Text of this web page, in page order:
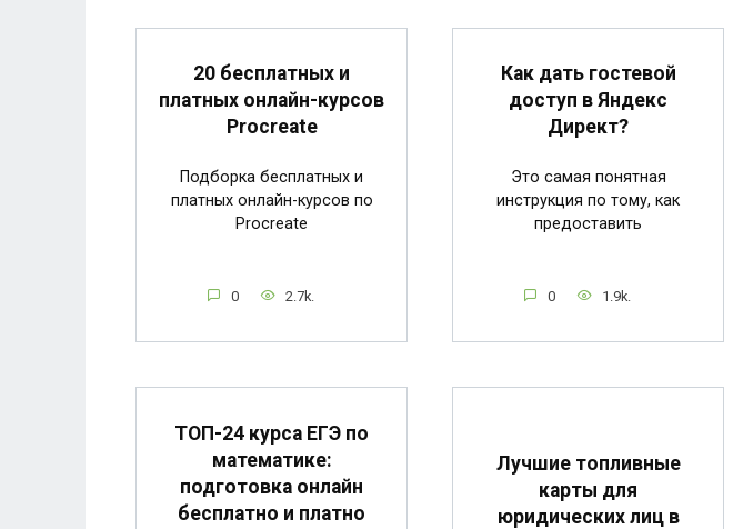
20 бесплатных и
платных онлайн-курсов
Procreate
Подборка бесплатных и
платных онлайн-курсов по
Procreate
0 2.7k.
Как дать гостевой
доступ в Яндекс
Директ?
Это самая понятная
инструкция по тому, как
предоставить
0 1.9k.
ТОП-24 курса ЕГЭ по
математике:
подготовка онлайн
бесплатно и платно
Лучшие топливные
карты для
юридических лиц в